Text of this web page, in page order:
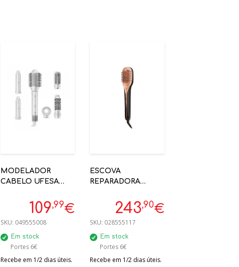
MODELADOR
CABELO UFESA
GLAM ESSENSE
110000RPM SISTEMA
COANDA
109,99€
SKU: 049555008
Em stock
Portes 6€
Recebe em 1/2 dias úteis.
ESCOVA
REPARADORA
CF9940F0 HAIR
THERAPIST
ULTIMATE
EXPERIENCE
243,90€
SKU: 028555117
Em stock
Portes 6€
Recebe em 1/2 dias úteis.